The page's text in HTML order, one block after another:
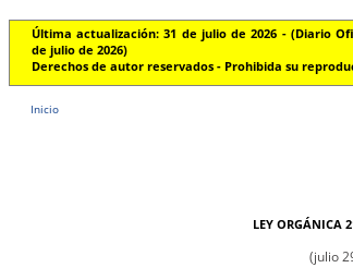
Última actualización: 31 de julio de 2026 - (Diario
de julio de 2026)
Derechos de autor reservados - Prohibida su
Inicio
LEY ORGÁNICA
(julio